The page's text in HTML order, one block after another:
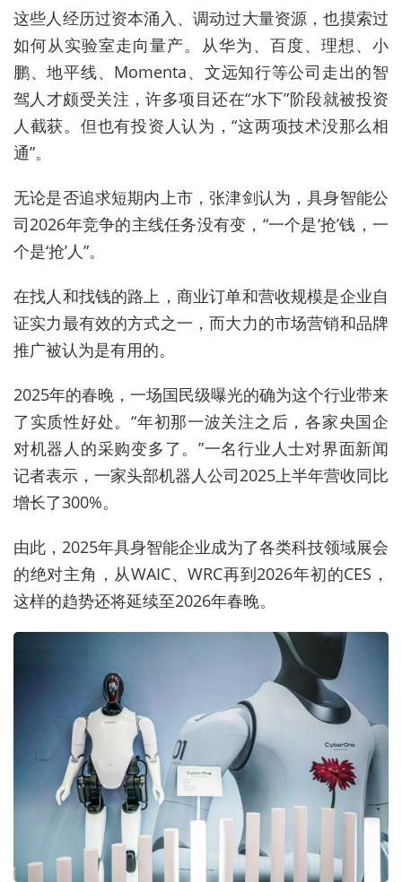
这些人经历过资本涌入、调动过大量资源，也摸索过
如何从实验室走向量产。从华为、百度、理想、小
鹏、地平线、Momenta、文远知行等公司走出的智
驾人才颇受关注，许多项目还在“水下”阶段就被投资
人截获。但也有投资人认为，“这两项技术没那么相
通”。
无论是否追求短期内上市，张津剑认为，具身智能公
司2026年竞争的主线任务没有变，“一个是‘抢’钱，一
个是‘抢’人”。
在找人和找钱的路上，商业订单和营收规模是企业自
证实力最有效的方式之一，而大力的市场营销和品牌
推广被认为是有用的。
2025年的春晚，一场国民级曝光的确为这个行业带来
了实质性好处。“年初那一波关注之后，各家央国企
对机器人的采购变多了。”一名行业人士对界面新闻
记者表示，一家头部机器人公司2025上半年营收同比
增长了300%。
由此，2025年具身智能企业成为了各类科技领域展会
的绝对主角，从WAIC、WRC再到2026年初的CES，
这样的趋势还将延续至2026年春晚。